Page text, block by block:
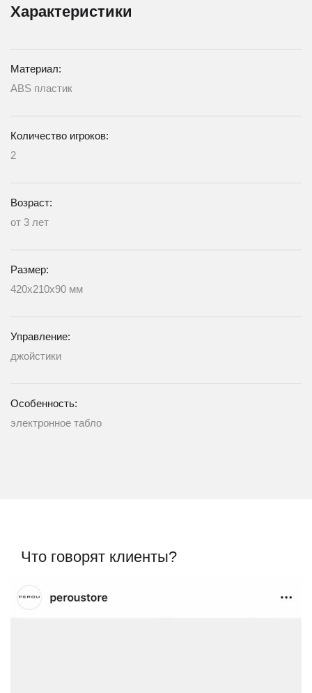
Характеристики
Материал:
ABS пластик
Количество игроков:
2
Возраст:
от 3 лет
Размер:
420х210х90 мм
Управление:
джойстики
Особенность:
электронное табло
Что говорят клиенты?